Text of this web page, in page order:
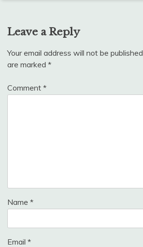
Leave a Reply
Your email address will not be published.
are marked *
Comment *
Name *
Email *